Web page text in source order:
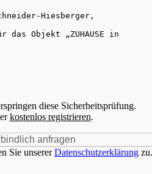
diese Sicherheitsprüfung.
kostenlos registrieren.
anfragen
Sie unsererDatenschutzerklärung zu.